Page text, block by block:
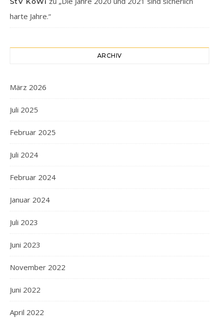
harte Jahre.“
ARCHIV
März 2026
Juli 2025
Februar 2025
Juli 2024
Februar 2024
Januar 2024
Juli 2023
Juni 2023
November 2022
Juni 2022
April 2022